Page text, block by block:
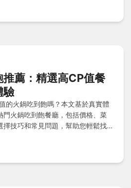
薦：精選高CP值餐
驗
的火鍋吃到飽嗎？本文基於真實體
門火鍋吃到飽餐廳，包括價格、菜
技巧和常見問題，幫助您輕鬆找到